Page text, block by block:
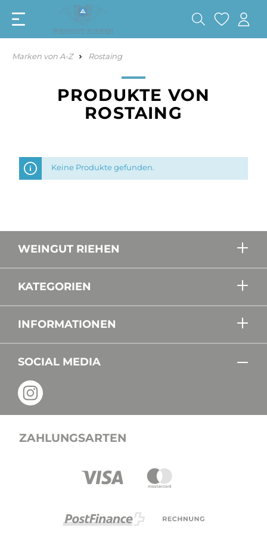
Marken von A-Z Rostaing
PRODUKTE VON
ROSTAING
Keine Produkte gefunden.
WEINGUT RIEHEN
KATEGORIEN
INFORMATIONEN
SOCIAL MEDIA
ZAHLUNGSARTEN